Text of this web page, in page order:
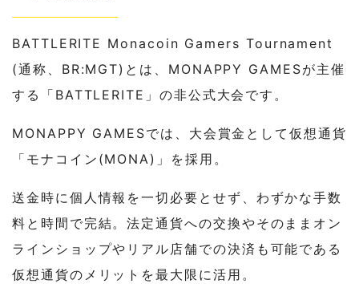
BATTLERITE Monacoin Gamers Tournament
(通称、BR:MGT)とは、 MONAPPY GAMESが主催
する「BATTLERITE」 の非公式大会です。
MONAPPY GAMESでは、大会賞金として仮想通貨
「モナコイン(MONA)」を採用。
送金時に個人情報を一切必要とせず、 わずかな手数
料と時間で完結。法定通貨への交換やそのままオン
ラインショップやリアル店舗での決済も可能である
仮想通貨のメリットを最大限に活用。